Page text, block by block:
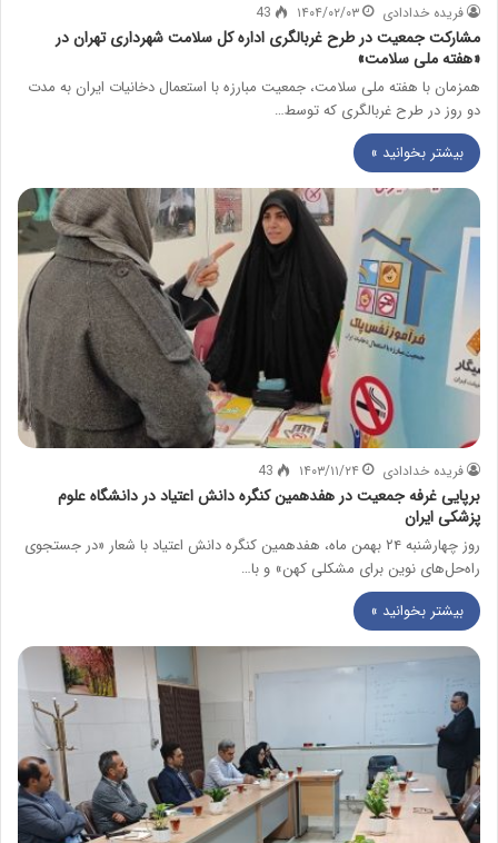
فریده خدادادی ۱۴۰۴/۰۲/۰۳ 43
مشارکت جمعیت در طرح غربالگری اداره کل سلامت شهرداری تهران در
«هفته ملی سلامت»
همزمان با هفته ملی سلامت، جمعیت مبارزه با استعمال دخانیات ایران به مدت
دو روز در طرح غربالگری که توسط…
بیشتر بخوانید »
فریده خدادادی ۱۴۰۳/۱۱/۲۴ 43
برپایی غرفه جمعیت در هفدهمین کنگره دانش اعتیاد در دانشگاه علوم
پزشکی ایران
روز چهارشنبه ۲۴ بهمن ماه، هفدهمین کنگره دانش اعتیاد با شعار «در جستجوی
راه‌حل‌های نوین برای مشکلی کهن» و با…
بیشتر بخوانید »